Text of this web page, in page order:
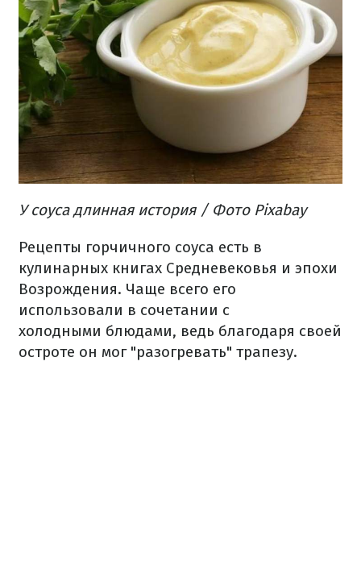
У соуса длинная история / Фото Pixabay
Рецепты горчичного соуса есть в
кулинарных книгах Средневековья и эпохи
Возрождения. Чаще всего его
использовали в сочетании с
холодными блюдами, ведь благодаря своей
остроте он мог "разогревать" трапезу.